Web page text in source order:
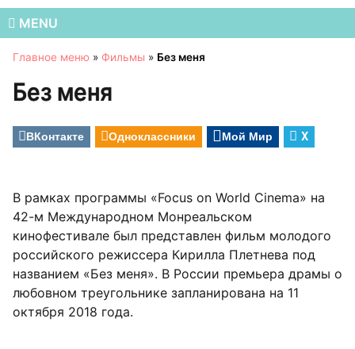
MENU
Главное меню » Фильмы » Без меня
Без меня
ВКонтакте Одноклассники Мой Мир X
В рамках программы «Focus on World Cinema» на
42-м Международном Монреальском
кинофестивале был представлен фильм молодого
российского режиссера Кирилла Плетнева под
названием «Без меня». В России премьера драмы о
любовном треугольнике запланирована на 11
октября 2018 года.